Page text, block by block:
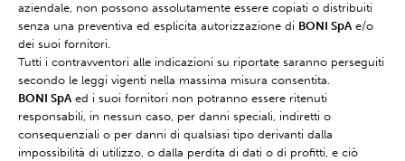
aziendale, non possono assolutamente essere copiati o distribuiti
senza una preventiva ed esplicita autorizzazione di BONI SpAe/o
dei suoi fornitori.
Tutti i contravventori alle indicazioni su riportate saranno perseguiti
secondo le leggi vigenti nella massima misura consentita.
BONI SpAed i suoi fornitori non potranno essere ritenuti
responsabili, in nessun caso, per danni speciali, indiretti o
consequenziali o per danni di qualsiasi tipo derivanti dalla
impossibilità di utilizzo, o dalla perdita di dati o di profitti, e ciò